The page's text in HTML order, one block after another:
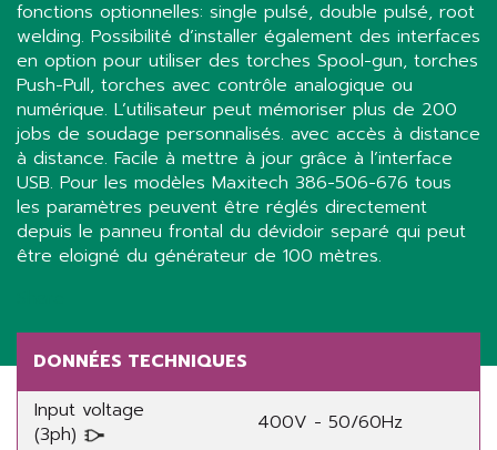
fonctions optionnelles: single pulsé, double pulsé, root
welding. Possibilité d’installer également des interfaces
en option pour utiliser des torches Spool-gun, torches
Push-Pull, torches avec contrôle analogique ou
numérique. L’utilisateur peut mémoriser plus de 200
jobs de soudage personnalisés. avec accès à distance
à distance. Facile à mettre à jour grâce à l’interface
USB. Pour les modèles Maxitech 386-506-676 tous
les paramètres peuvent être réglés directement
depuis le panneu frontal du dévidoir separé qui peut
être eloigné du générateur de 100 mètres.
DONNÉES TECHNIQUES
Input voltage
(3ph)
400V - 50/60Hz